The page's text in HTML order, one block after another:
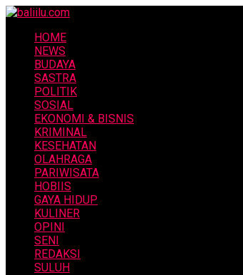
HOME
NEWS
BUDAYA
SASTRA
POLITIK
SOSIAL
EKONOMI & BISNIS
KRIMINAL
KESEHATAN
OLAHRAGA
PARIWISATA
HOBIIS
GAYA HIDUP
KULINER
OPINI
SENI
REDAKSI
SULUH